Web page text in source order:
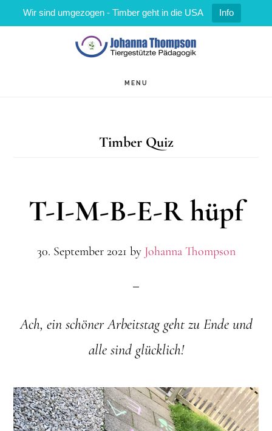
Wir sind umgezogen - Timber geht in die USA Info
MENU
Timber Quiz
T-I-M-B-E-R hüpf
30. September 2021 by Johanna Thompson
Ach, ein schöner Arbeitstag geht zu Ende und
alle sind glücklich!